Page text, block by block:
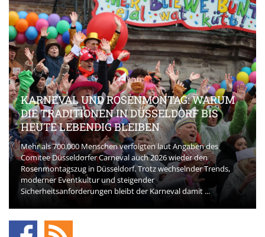
KARNEVAL UND ROSENMONTAG: WARUM
DIE TRADITIONEN IN DÜSSELDORF BIS
HEUTE LEBENDIG BLEIBEN
Mehr als 700.000 Menschen verfolgten laut Angaben des
Comitee Düsseldorfer Carneval auch 2026 wieder den
Rosenmontagszug in Düsseldorf. Trotz wechselnder Trends,
moderner Eventkultur und steigender
Sicherheitsanforderungen bleibt der Karneval damit ...